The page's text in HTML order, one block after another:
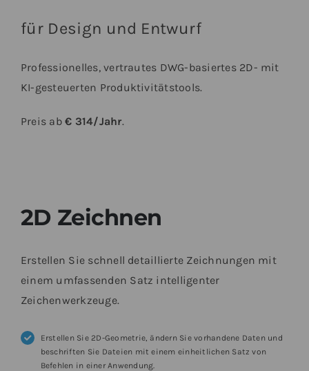
für Design und Entwurf
Professionelles, vertrautes DWG-basiertes 2D- mit
KI-gesteuerten Produktivitätstools.
Preis ab€ 314/Jahr.
2D Zeichnen
Erstellen Sie schnell detaillierte Zeichnungen mit
einem umfassenden Satz intelligenter
Zeichenwerkzeuge.
Erstellen Sie 2D-Geometrie, ändern Sie vorhandene Daten und
beschriften Sie Dateien mit einem einheitlichen Satz von
Befehlen in einer Anwendung.